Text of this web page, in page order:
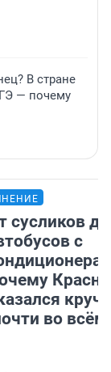
В стране
— почему
сусликов до
с
во